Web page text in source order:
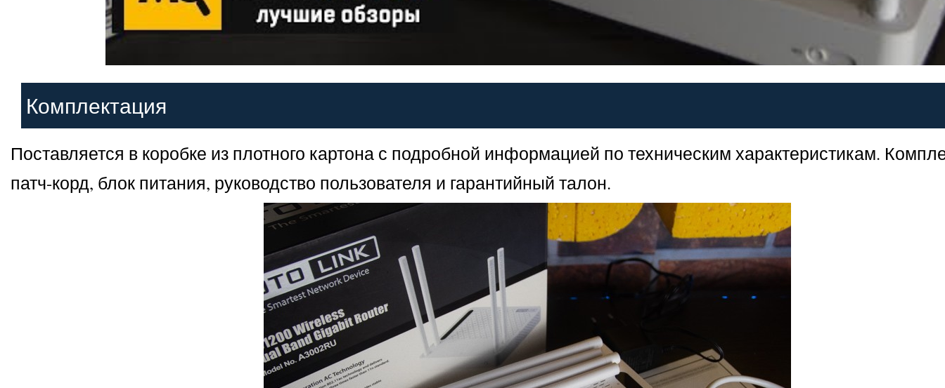
Комплектация
Поставляется в коробке из плотного картона с подробной информацией по техническим характеристикам.
патч-корд, блок питания, руководство пользователя и гарантийный талон.